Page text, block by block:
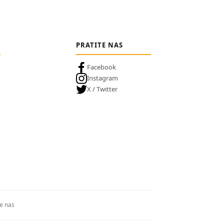
PRATITE NAS
Facebook
Instagram
X / Twitter
nas